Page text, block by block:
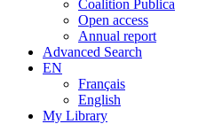
Coalition Publica
Open access
Annual report
Advanced Search
EN
Français
English
My Library